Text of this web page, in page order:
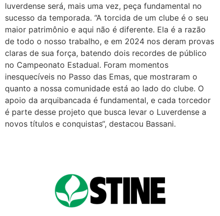
luverdense será, mais uma vez, peça fundamental no
sucesso da temporada. “A torcida de um clube é o seu
maior patrimônio e aqui não é diferente. Ela é a razão
de todo o nosso trabalho, e em 2024 nos deram provas
claras de sua força, batendo dois recordes de público
no Campeonato Estadual. Foram momentos
inesquecíveis no Passo das Emas, que mostraram o
quanto a nossa comunidade está ao lado do clube. O
apoio da arquibancada é fundamental, e cada torcedor
é parte desse projeto que busca levar o Luverdense a
novos títulos e conquistas“, destacou Bassani.